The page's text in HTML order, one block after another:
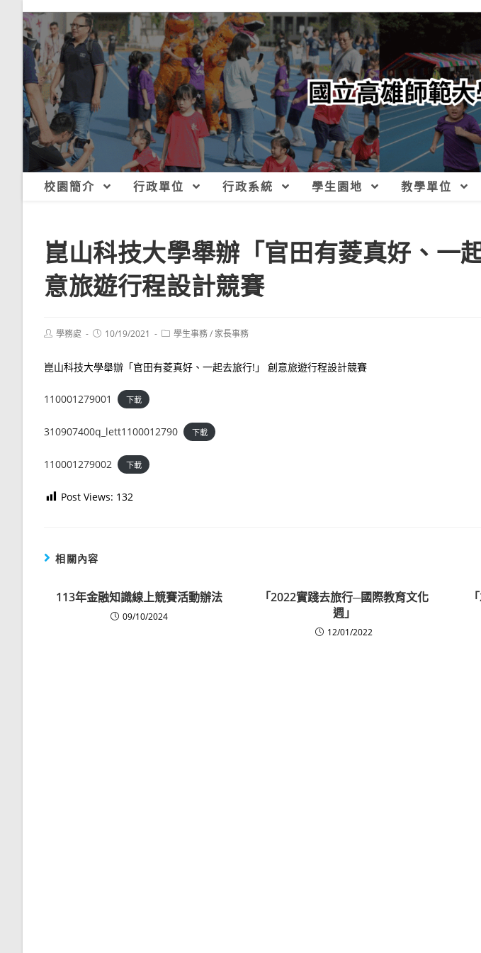
校園簡介 行政單位 行政系統 學生園地 教學單位
崑山科技大學舉辦「官田有菱真好、一
意旅遊行程設計競賽
Post學務處
Post10/19/2021
Post學生事務/ 家長事務
崑山科技大學舉辦「官田有菱真好、一起去旅行!」 創意旅遊行程設計競賽
110001279001 下載
310907400q_lett1100012790 下載
110001279002 下載
Post Views: 132
相關內容
113年金融知識線上競賽活動辦法
09/10/2024
「2022實踐去旅行─國際教育文化
週」
12/01/2022